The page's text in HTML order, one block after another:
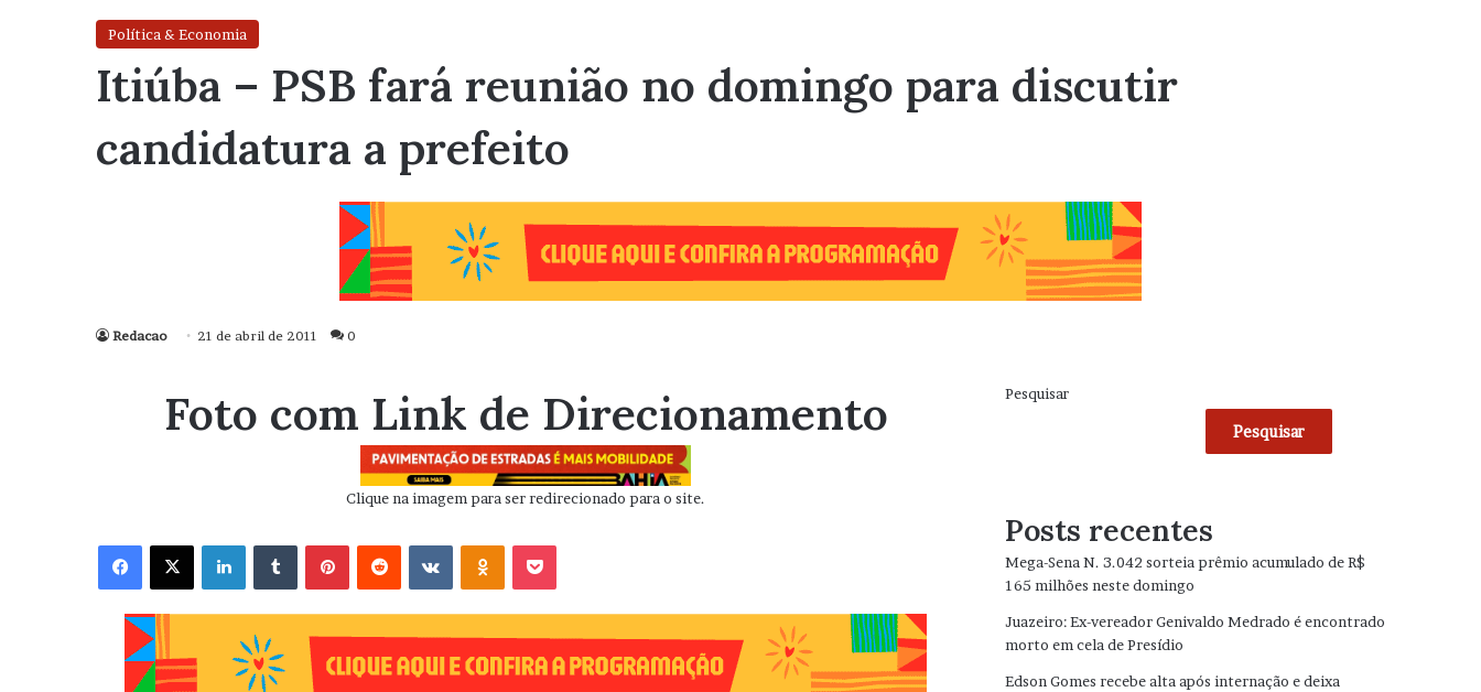
Política & Economia
Itiúba – PSB fará reunião no domingo para discutir
candidatura a prefeito
Redacao 21 de abril de 2011 0
Foto com Link de Direcionamento
Clique na imagem para ser redirecionado para o site.
Facebook X Linkedin VK OK
Pesquisar
Pesquisar
Posts recentes
Mega-Sena N. 3.042 sorteia prêmio acumulado de R$
165 milhões neste domingo
Juazeiro: Ex-vereador Genivaldo Medrado é encontrado
morto em cela de Presídio
Edson Gomes recebe alta após internação e deixa